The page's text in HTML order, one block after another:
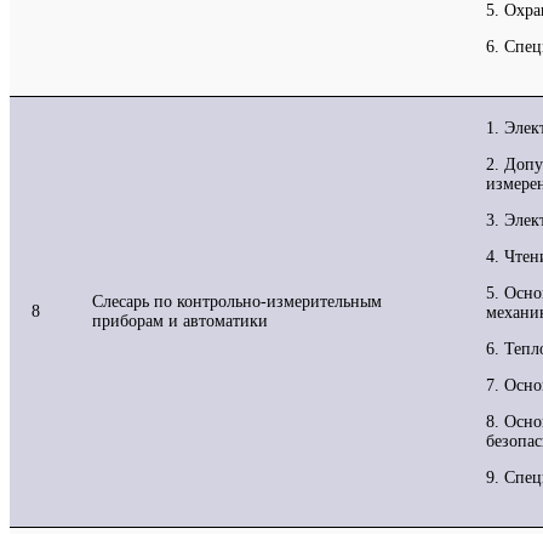
5.
6.
8
Слесарь по контрольно-измерительным
приборам и автоматики
1.
2.
3.
4.
5.
6.
7.
8.
9.